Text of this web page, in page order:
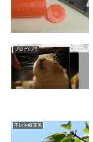
ブログの話
不妊治療関係